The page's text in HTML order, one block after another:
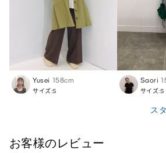
Yusei 158cm
サイズ:S
Saori
サイズ:S
ス
お客様のレビュー